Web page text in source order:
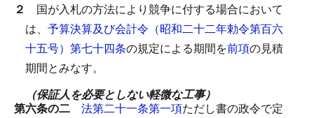
２ 国が入札の方法により競争に付する場合において
は、 予算決算及び会計令（昭和二十二年勅令第百六
十五号）第七十四条の規定による期間を前項の見積
期間とみなす。
（保証人を必要としない軽微な工事）
第六条の二 法第二十一条第一項ただし書の政令で定